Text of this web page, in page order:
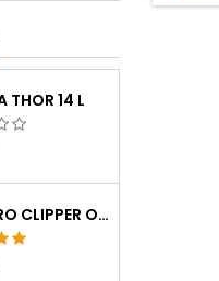
THOR 14 L
MECHERO CLIPPER OCULTACIÓN